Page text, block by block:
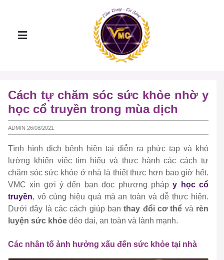
Cách tự chăm sóc sức khỏe nhờ y
học cổ truyền trong mùa dịch
ADMIN 26/08/2021
Tình hình dịch bệnh hiện tại diễn ra phức tạp và khó
lường khiến việc tìm hiểu và thực hành các cách tự
chăm sóc sức khỏe ở nhà là thiết thực hơn bao giờ hết.
VMC xin gợi ý đến bạn đọc phương pháp y học cổ
truyền, vô cùng hiệu quả mà an toàn và dễ thực hiện.
Dưới đây là các cách giúp bạn thay đổi cơ thể và rèn
luyện sức khỏe dẻo dai, an toàn và lành mạnh.
Các nhân tố ảnh hưởng xấu đến sức khỏe tại nhà